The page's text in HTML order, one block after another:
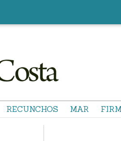
RECUNCHOS MAR